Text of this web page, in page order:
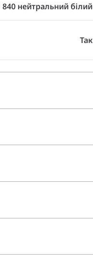
840 нейтральний білий
Так